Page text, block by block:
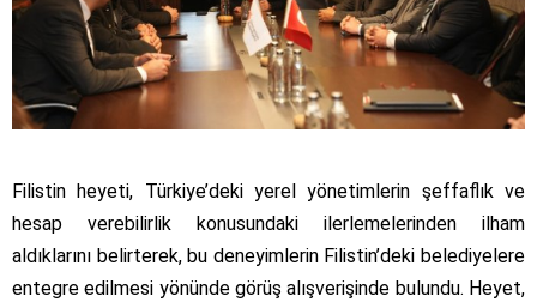
Filistin heyeti, Türkiye’deki yerel yönetimlerin şeffaflık ve
hesap verebilirlik konusundaki ilerlemelerinden ilham
aldıklarını belirterek, bu deneyimlerin Filistin’deki belediyelere
entegre edilmesi yönünde görüş alışverişinde bulundu. Heyet,